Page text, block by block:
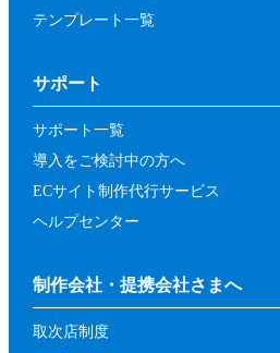
テンプレート一覧
サポート
サポート一覧
導入をご検討中の方へ
ECサイト制作代行サービス
ヘルプセンター
制作会社・提携会社さまへ
取次店制度